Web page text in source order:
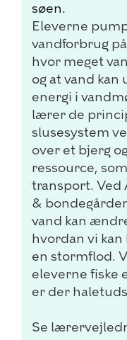
søen.
Eleverne
vandforbrug
hvor meget
og at vand kan
energi i
lærer de
slusesystem
over et bjerg
ressource,
transport. Ved
&
vand kan
hvordan vi kan
en stormflod.
eleverne fiske
er der
Se